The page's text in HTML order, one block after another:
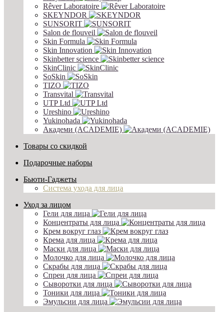
Rêver Laboratoire
SKEYNDOR
SUNSORIT
Salon de flouveil
Skin Formula
Skin Innovation
Skinbetter science
SkinСlinic
SoSkin
TIZO
Transvital
UTP Ltd
Ureshino
Yukinohada
Академи (ACADEMIE)
Товары со скидкой
Подарочные наборы
Бьюти-Гаджеты
Система ухода для лица
Уход за лицом
Гели для лица
Концентраты для лица
Крем вокруг глаз
Крема для лица
Маски для лица
Молочко для лица
Скрабы для лица
Спреи для лица
Сыворотки для лица
Тоники для лица
Эмульсии для лица